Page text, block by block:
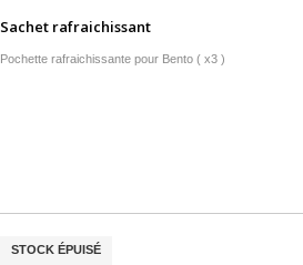
Sachet rafraichissant
Pochette rafraichissante pour Bento ( x3 )
STOCK ÉPUISÉ